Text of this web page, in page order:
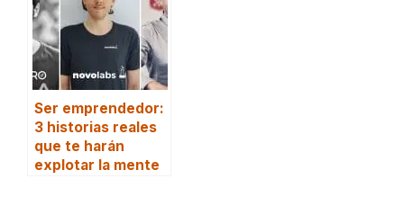
Ser emprendedor:
3 historias reales
que te harán
explotar la mente